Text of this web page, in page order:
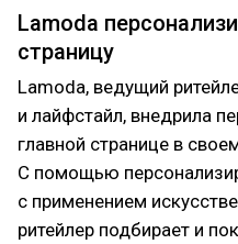
Lamoda
страницу
Lamoda, ведущий
и лайфстайл, внедрила
главной странице в
С помощью
с применением
ритейлер подбирает и